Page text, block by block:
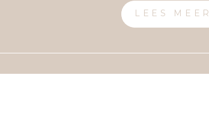
LEES MEER
bang zijn om hun eigen weg te […]LEES MEER